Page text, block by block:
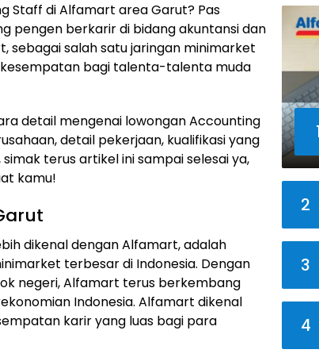
Staff di Alfamart area Garut? Pas
pengen berkarir di bidang akuntansi dan
sebagai salah satu jaringan minimarket
bagi talenta-talenta muda
detail mengenai lowongan Accounting
detail pekerjaan, kualifikasi yang
terus artikel ini sampai selesai ya,
kamu!
dikenal dengan Alfamart, adalah
terbesar di Indonesia. Dengan
negeri, Alfamart terus berkembang
Indonesia. Alfamart dikenal
karir yang luas bagi para
2
3
4